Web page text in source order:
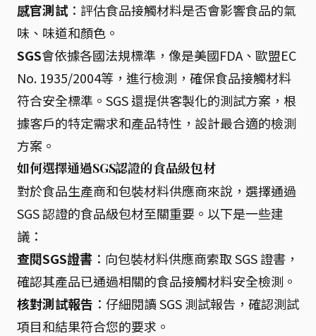
感官測試：評估食品接觸材料是否會影響食品的氣
味、味道和顏色。
SGS會依據各國法規標準，像是美國FDA、歐盟EC
No. 1935/2004等，進行檢測，確保食品接觸材料
符合安全標準。SGS 還提供客製化的測試方案，根
據客戶的特定需求和產品特性，設計最合適的檢測
方案。
如何選擇通過SGS認證的食品級包材
對於食品生產商和包裝材料供應商來說，選擇通過
SGS 認證的食品級包材至關重要。以下是一些建
議：
查閱SGS證書 ：向包裝材料供應商索取 SGS 證書，
確認其產品已通過相關的食品接觸材料安全檢測。
核對測試報告 ：仔細閱讀 SGS 測試報告，確認測試
項目和結果符合您的要求。